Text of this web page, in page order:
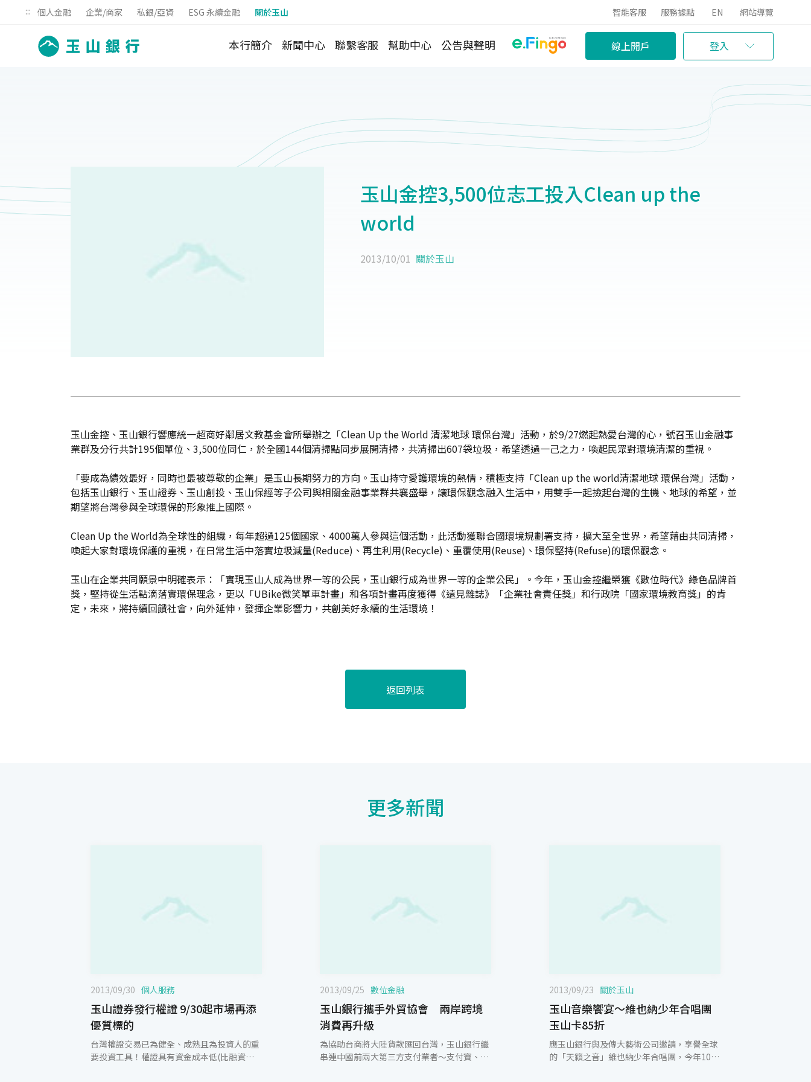
::: 個人金融 企業/商家 私銀/亞資 ESG 永續金融 關於玉山 智能客服 服務據點 EN 網站導覽
本行簡介 新聞中心 聯繫客服 幫助中心 公告與聲明 線上開戶 登入
玉山金控3,500位志工投入Clean up the
world
2013/10/01 關於玉山
玉山金控、玉山銀行響應統一超商好鄰居文教基金會所舉辦之「Clean Up the World 清潔地球 環保台灣」活動，於9/27燃起熱愛台灣的心，號召玉山金融事
業群及分行共計195個單位、3,500位同仁，於全國144個清掃點同步展開清掃，共清掃出607袋垃圾，希望透過一己之力，喚起民眾對環境清潔的重視。
「要成為績效最好，同時也最被尊敬的企業」是玉山長期努力的方向。玉山持守愛護環境的熱情，積極支持「Clean up the world清潔地球 環保台灣」活動，
包括玉山銀行、玉山證券、玉山創投、玉山保經等子公司與相關金融事業群共襄盛舉，讓環保觀念融入生活中，用雙手一起撿起台灣的生機、地球的希望，並
期望將台灣參與全球環保的形象推上國際。
Clean Up the World為全球性的組織，每年超過125個國家、4000萬人參與這個活動，此活動獲聯合國環境規劃署支持，擴大至全世界，希望藉由共同清掃，
喚起大家對環境保護的重視，在日常生活中落實垃圾減量(Reduce)、再生利用(Recycle)、重覆使用(Reuse)、環保堅持(Refuse)的環保觀念。
玉山在企業共同願景中明確表示：「實現玉山人成為世界一等的公民，玉山銀行成為世界一等的企業公民」。今年，玉山金控繼榮獲《數位時代》綠色品牌首
獎，堅持從生活點滴落實環保理念，更以「UBike微笑單車計畫」和各項計畫再度獲得《遠見雜誌》「企業社會責任獎」和行政院「國家環境教育獎」的肯
定，未來，將持續回饋社會，向外延伸，發揮企業影響力，共創美好永續的生活環境！
返回列表
更多新聞
2013/09/30 個人服務
玉山證券發行權證 9/30起市場再添
優質標的
台灣權證交易已為健全、成熟且為投資人的重
要投資工具！權證具有資金成本低(比融資
2013/09/25 數位金融
玉山銀行攜手外貿協會 兩岸跨境
消費再升級
為協助台商將大陸貨款匯回台灣，玉山銀行繼
串連中國前兩大第三方支付業者～支付寶、財
2013/09/23 關於玉山
玉山音樂饗宴～維也納少年合唱團
玉山卡85折
應玉山銀行與及傳大藝術公司邀請，享譽全球
的「天籟之音」維也納少年合唱團，今年10月